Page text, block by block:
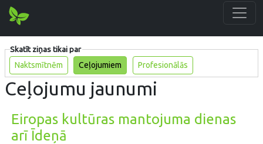
Skatīt ziņas tikai par
Naktsmītnēm
Ceļojumiem Profesionālās
Ceļojumu jaunumi
Eiropas kultūras mantojuma dienas
arī Īdeņā